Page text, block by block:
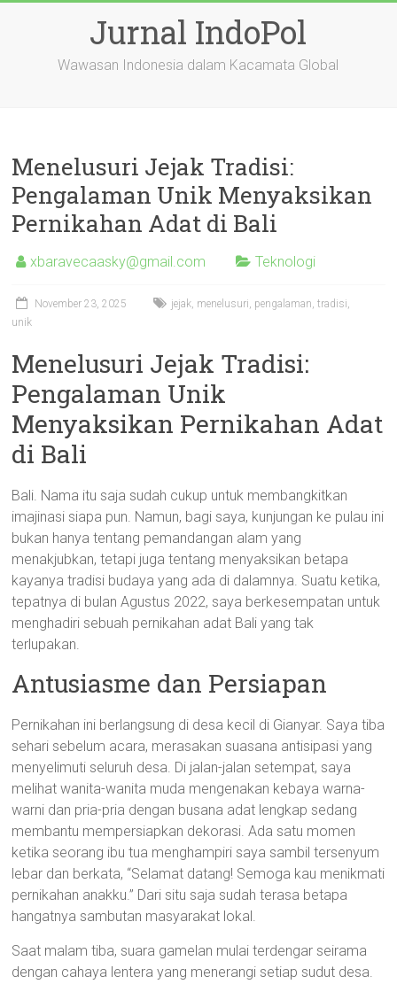
Jurnal IndoPol
Wawasan Indonesia dalam Kacamata Global
Menelusuri Jejak Tradisi:
Pengalaman Unik Menyaksikan
Pernikahan Adat di Bali
xbaravecaasky@gmail.com Teknologi
November 23, 2025 jejak, menelusuri, pengalaman,tradisi,
unik
Menelusuri Jejak Tradisi:
Pengalaman Unik
Menyaksikan Pernikahan Adat
di Bali
Bali. Nama itu saja sudah cukup untuk membangkitkan
imajinasi siapa pun. Namun, bagi saya, kunjungan ke pulau ini
bukan hanya tentang pemandangan alam yang
menakjubkan, tetapi juga tentang menyaksikan betapa
kayanya tradisi budaya yang ada di dalamnya. Suatu ketika,
tepatnya di bulan Agustus 2022, saya berkesempatan untuk
menghadiri sebuah pernikahan adat Bali yang tak
terlupakan.
Antusiasme dan Persiapan
Pernikahan ini berlangsung di desa kecil di Gianyar. Saya tiba
sehari sebelum acara, merasakan suasana antisipasi yang
menyelimuti seluruh desa. Di jalan-jalan setempat, saya
melihat wanita-wanita muda mengenakan kebaya warna-
warni dan pria-pria dengan busana adat lengkap sedang
membantu mempersiapkan dekorasi. Ada satu momen
ketika seorang ibu tua menghampiri saya sambil tersenyum
lebar dan berkata, “Selamat datang! Semoga kau menikmati
pernikahan anakku.” Dari situ saja sudah terasa betapa
hangatnya sambutan masyarakat lokal.
Saat malam tiba, suara gamelan mulai terdengar seirama
dengan cahaya lentera yang menerangi setiap sudut desa.